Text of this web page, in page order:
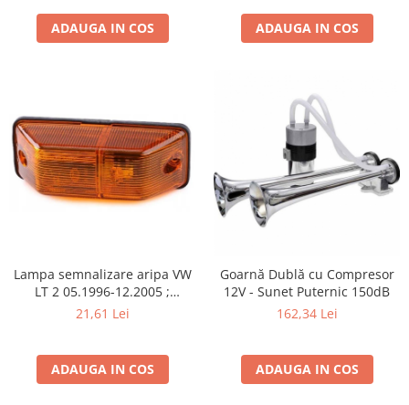
ADAUGA IN COS ADAUGA IN COS
Lampa semnalizare aripa VW
LT 2 05.1996-12.2005 ;
Mercedes Sprinter 1995-2002,
Euroliner,
Starliner,Centroliner,
21,61 Lei
ADAUGA IN COS
Goarnă Dublă cu Compresor
12V - Sunet Puternic 150dB
162,34 Lei
ADAUGA IN COS